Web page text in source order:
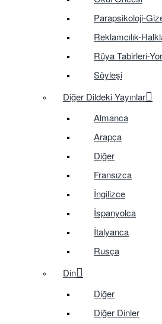
Parapsikoloji-
Reklamcılık-
Rüya Tabirleri-
Söyleşi
Diğer Dildeki Yayınlar
Almanca
Arapça
Diğer
Fransızca
İngilizce
İspanyolca
İtalyanca
Rusça
Din
Diğer
Diğer Dinler